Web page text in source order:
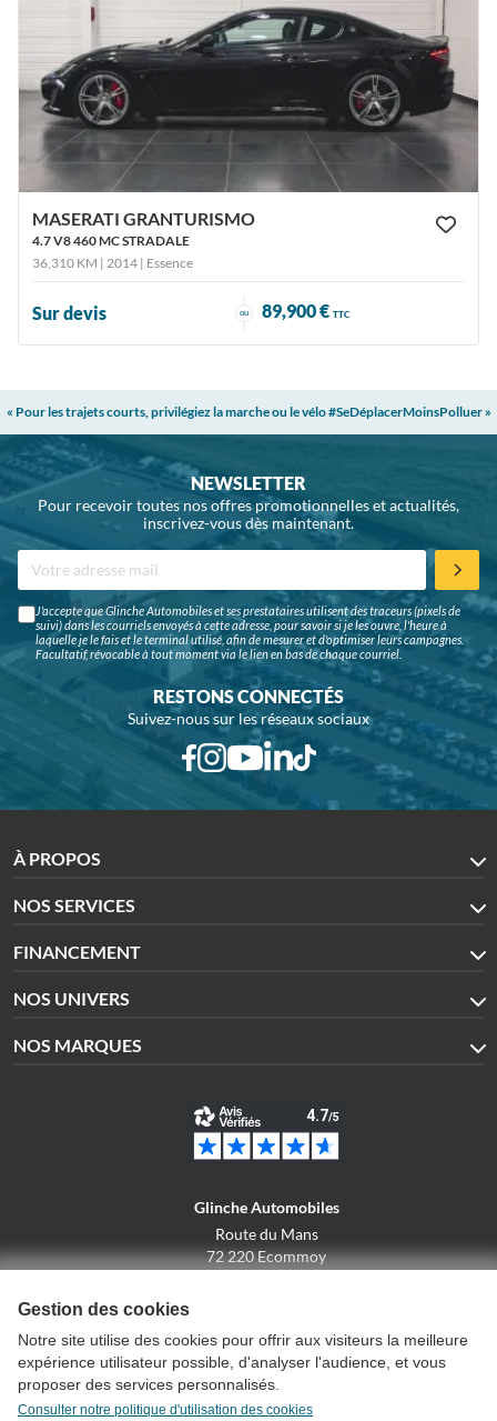
MASERATI GRANTURISMO
4.7 V8 460 MC STRADALE
36,310 KM | 2014 | Essence
Sur devis ou 89,900 € TTC
« Pour les trajets courts, privilégiez la marche ou le vélo #SeDéplacerMoinsPolluer »
NEWSLETTER
Pour recevoir toutes nos offres promotionnelles et actualités,
inscrivez-vous dès maintenant.
J'accepte que Glinche Automobiles et ses prestataires utilisent des traceurs (pixels de
suivi) dans les courriels envoyés à cette adresse, pour savoir si je les ouvre, l'heure à
laquelle je le fais et le terminal utilisé, afin de mesurer et d'optimiser leurs campagnes.
Facultatif, révocable à tout moment via le lien en bas de chaque courriel.
RESTONS CONNECTÉS
Suivez-nous sur les réseaux sociaux
À PROPOS
NOS SERVICES
FINANCEMENT
NOS UNIVERS
NOS MARQUES
Glinche Automobiles
Route du Mans
72 220 Ecommoy
Conditions générales de vente
Gestion des cookies
Notre site utilise des cookies pour offrir aux visiteurs la meilleure
expérience utilisateur possible, d'analyser l'audience, et vous
proposer des services personnalisés.
Consulter notre politique d'utilisation des cookies